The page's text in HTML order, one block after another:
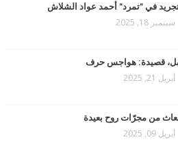
في "تمرد" أحمد عواد الشلاش
سبتمبر 18, 2025
قصيدة: هواجس حرف
أبريل 21, 2025
من مجرّات روح بعيدة
أبريل 09, 2025